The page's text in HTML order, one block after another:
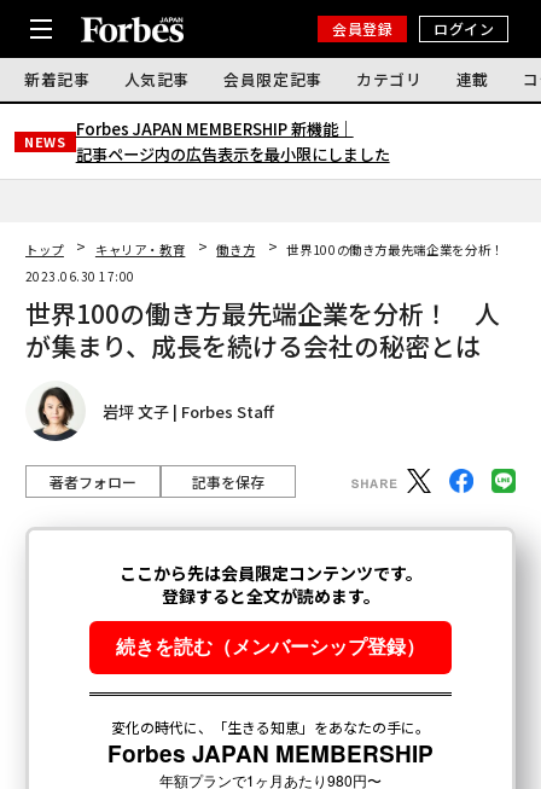
会員登録 ログイン
新着記事 人気記事 会員限定記事 カテゴリ 連載
NEWS
Forbes JAPAN MEMBERSHIP 新機能｜
記事ページ内の広告表示を最小限にしました
トップ キャリア・教育 働き方
世界100の働き方最先端企業を分析！ 人
2023.06.30 17:00
世界100の働き方最先端企業を分析！ 人
が集まり、成長を続ける会社の秘密とは
岩坪 文子 | Forbes Staff
著者フォロー 記事を保存